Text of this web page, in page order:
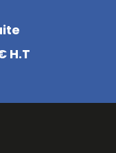
H.T